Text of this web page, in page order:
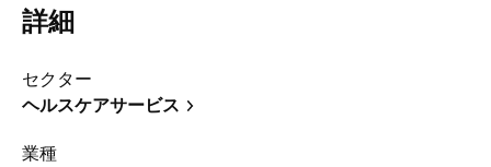
詳細
セクター
ヘルスケアサービス
業種